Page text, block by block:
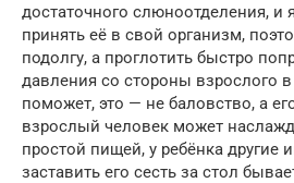
достаточного слюноотделения, и
принять её в свой организм,
подолгу, а проглотить быстро
давления со стороны взрослого
поможет, это — не баловство, а
взрослый человек может
простой пищей, у ребёнка другие
заставить его сесть за стол